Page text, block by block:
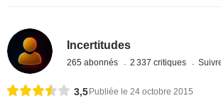
Incertitudes
265 abonnés 2 337 critiques
3,5 Publiée le 24 octobre 2015